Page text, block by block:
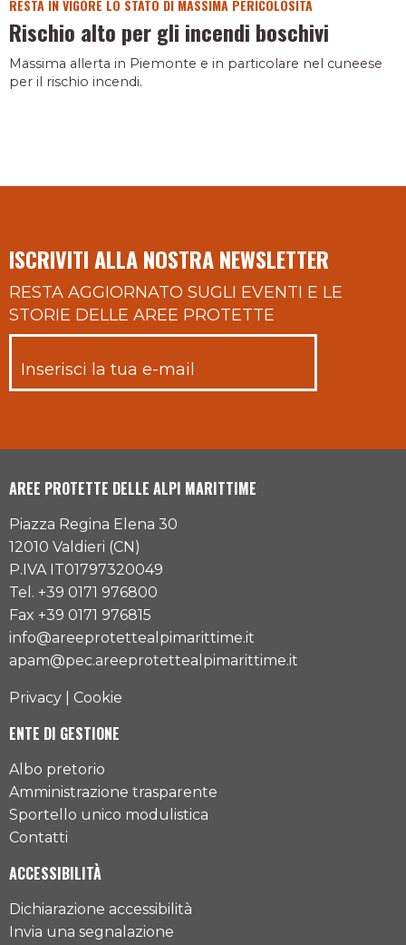
RESTA IN VIGORE LO STATO DI MASSIMA PERICOLOSITÀ
Rischio alto per gli incendi boschivi
Massima allerta in Piemonte e in particolare nel cuneese
per il rischio incendi.
ISCRIVITI ALLA NOSTRA NEWSLETTER
RESTA AGGIORNATO SUGLI EVENTI E LE
STORIE DELLE AREE PROTETTE
AREE PROTETTE DELLE ALPI MARITTIME
Piazza Regina Elena 30
12010 Valdieri (CN)
P.IVA IT01797320049
Tel. +39 0171 976800
Fax +39 0171 976815
info@areeprotettealpimarittime.it
apam@pec.areeprotettealpimarittime.it
Privacy Cookie
ENTE DI GESTIONE
Albo pretorio
Amministrazione trasparente
Sportello unico modulistica
Contatti
ACCESSIBILITÀ
Dichiarazione accessibilità
Invia una segnalazione